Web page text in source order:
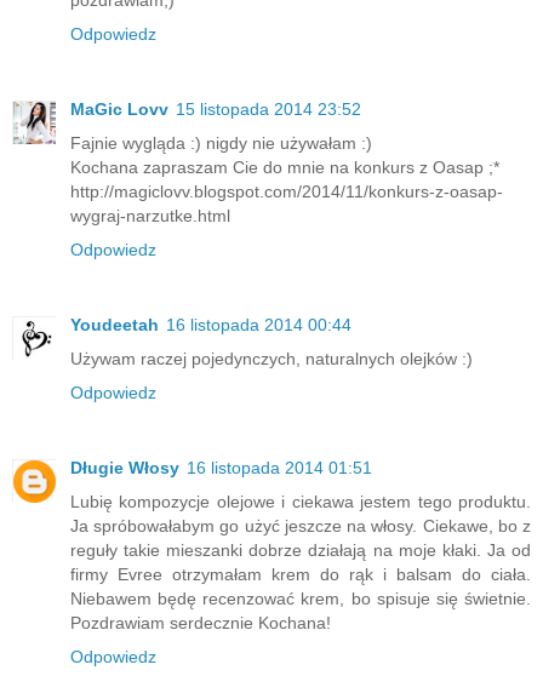
Odpowiedz
MaGic Lovv 15 listopada 2014 23:52
Fajnie wygląda :) nigdy nie używałam :)
Kochana zapraszam Cie do mnie na konkurs z Oasap ;*
http://magiclovv.blogspot.com/2014/11/konkurs-z-oasap-
wygraj-narzutke.html
Odpowiedz
Youdeetah 16 listopada 2014 00:44
Używam raczej pojedynczych, naturalnych olejków :)
Odpowiedz
Długie Włosy 16 listopada 2014 01:51
Lubię kompozycje olejowe i ciekawa jestem tego produktu.
Ja spróbowałabym go użyć jeszcze na włosy. Ciekawe, bo z
reguły takie mieszanki dobrze działają na moje kłaki. Ja od
firmy Evree otrzymałam krem do rąk i balsam do ciała.
Niebawem będę recenzować krem, bo spisuje się świetnie.
Pozdrawiam serdecznie Kochana!
Odpowiedz